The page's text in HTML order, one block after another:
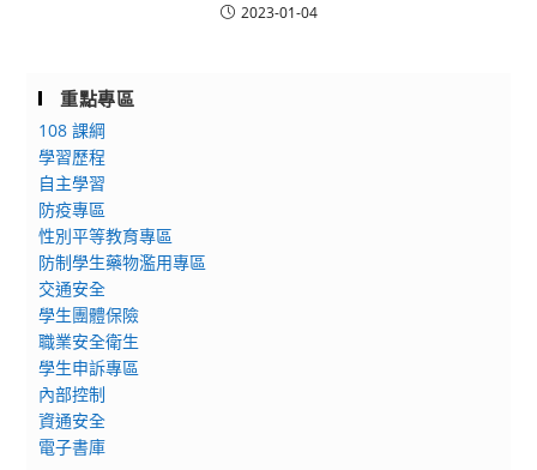
2023-01-04
重點專區
108 課綱
學習歷程
自主學習
防疫專區
性別平等教育專區
防制學生藥物濫用專區
交通安全
學生團體保險
職業安全衛生
學生申訴專區
內部控制
資通安全
電子書庫